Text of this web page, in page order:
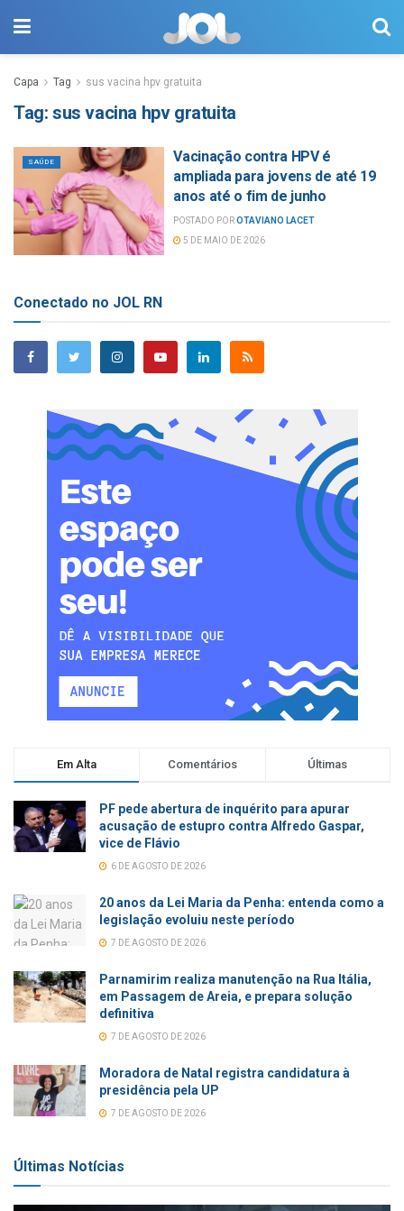
Capa Tag sus vacina hpv gratuita
Tag: sus vacina hpv gratuita
SAÚDE
Vacinação contra HPV é
ampliada para jovens de até 19
anos até o fim de junho
POSTADO POROTAVIANO LACET
5 DE MAIO DE 2026
Conectado no JOL RN
Em Alta Comentários Últimas
PF pede abertura de inquérito para apurar
acusação de estupro contra Alfredo Gaspar,
vice de Flávio
6 DE AGOSTO DE 2026
20 anos da Lei Maria da Penha: entenda como a
legislação evoluiu neste período
7 DE AGOSTO DE 2026
Parnamirim realiza manutenção na Rua Itália,
em Passagem de Areia, e prepara solução
definitiva
7 DE AGOSTO DE 2026
Moradora de Natal registra candidatura à
presidência pela UP
7 DE AGOSTO DE 2026
Últimas Notícias